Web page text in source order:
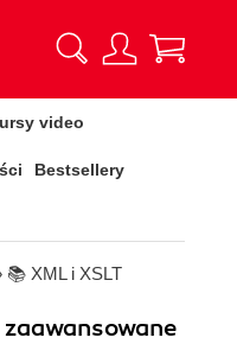
video
Bestsellery
📚 XML i XSLT